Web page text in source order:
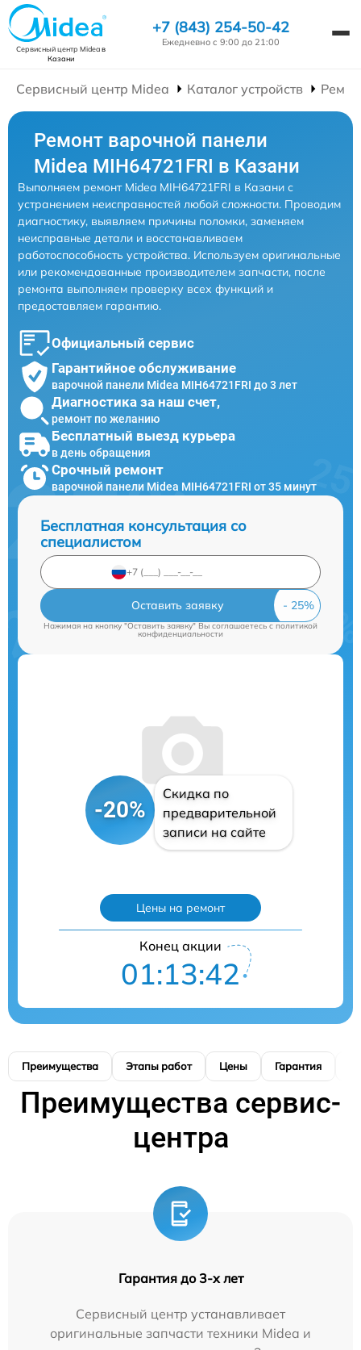
Сервисный центр Mideaв
Казани
+7 (843) 254-50-42
Ежедневно с 9:00 до 21:00
Сервисный центр Midea Каталог устройств
Ремонт варочной панели
Midea MIH64721FRI в Казани
Выполняем ремонт Midea MIH64721FRI в Казани с
устранением неисправностей любой сложности. Проводим
диагностику, выявляем причины поломки, заменяем
неисправные детали и восстанавливаем
работоспособность устройства. Используем оригинальные
или рекомендованные производителем запчасти, после
ремонта выполняем проверку всех функций и
предоставляем гарантию.
Официальный сервис
Гарантийное обслуживание
варочной панели Midea MIH64721FRI до 3 лет
Диагностика за наш счет,
ремонт по желанию
Бесплатный выезд курьера
в день обращения
Срочный ремонт
варочной панели Midea MIH64721FRI от 35 минут
Бесплатная консультация со
специалистом
Оставить заявку
Нажимая на кнопку "Оставить заявку" Вы соглашаетесь cполитикой
конфиденциальности
-20%
Скидка по
предварительной
записи на сайте
Цены на ремонт
Конец акции
01:13:41
Преимущества Этапы работ Цены Гарантия
Преимущества сервис-
центра
Гарантия до 3-х лет
Сервисный центр устанавливает
оригинальные запчасти техники Midea и